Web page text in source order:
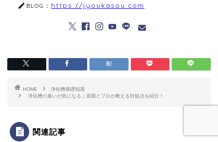
BLOG： https://jyoukasou.com
HOME
浄化槽基礎知識
浄化槽の臭いが気になる｜原因とプロが教える対処法を紹介！
関連記事